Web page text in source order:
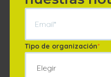
Tipo de organización*